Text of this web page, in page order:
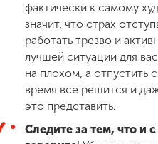
фактически к самому
значит, что страх
работать трезво и
лучшей ситуации для
на плохом, а отпустить
время все решится и
это представить.
Следите за тем, что и